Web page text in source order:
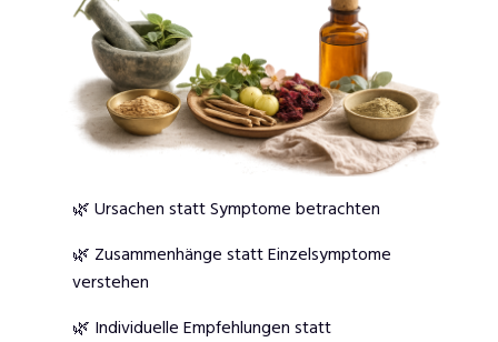
🌿 Ursachen statt Symptome betrachten
🌿 Zusammenhänge statt Einzelsymptome
verstehen
🌿 Individuelle Empfehlungen statt